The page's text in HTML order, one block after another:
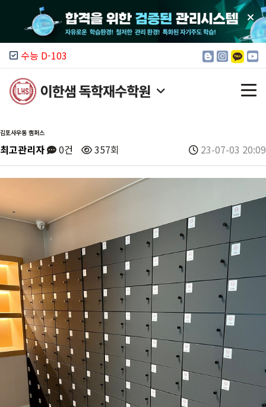
수능 D-103
이한샘 소개
모집 안내
입시 정보
커뮤니티
캠퍼스 찾기
가맹점 문의
김포사우동 캠퍼스
최고관리자 0건 357회 23-07-03 20:09